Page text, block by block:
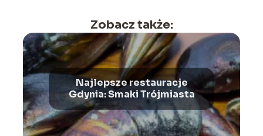
Zobacz także:
Najlepsze restauracje
Gdynia: Smaki Trójmiasta